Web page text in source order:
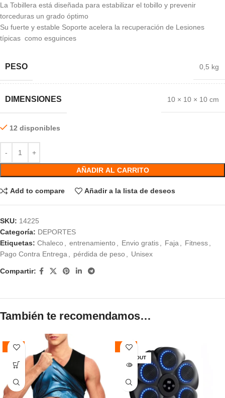
La Tobillera está diseñada para estabilizar el tobillo y prevenir
torceduras un grado óptimo
Su fuerte y estable Soporte acelera la recuperación de Lesiones
típicas como esguinces
PESO 0,5 kg
DIMENSIONES 10 × 10 × 10 cm
12 disponibles
AÑADIR AL CARRITO
Add to compare Añadir a la lista de deseos
SKU: 14225
Categoría: DEPORTES
Etiquetas: Chaleco entrenamiento Envio gratis Faja Fitness
Pago Contra Entrega
pérdida de peso Unisex
Compartir:
También te recomendamos…
-51%
-43%
SOLD OUT